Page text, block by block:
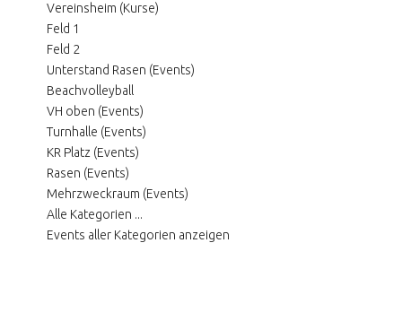
Vereinsheim (Kurse)
Feld 1
Feld 2
Unterstand Rasen (Events)
Beachvolleyball
VH oben (Events)
Turnhalle (Events)
KR Platz (Events)
Rasen (Events)
Mehrzweckraum (Events)
Alle Kategorien ...
Events aller Kategorien anzeigen